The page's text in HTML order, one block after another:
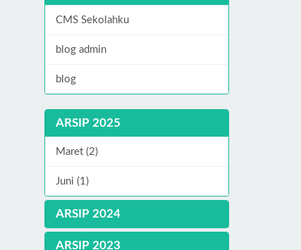
CMS Sekolahku
blog admin
blog
ARSIP 2025
Maret (2)
Juni (1)
ARSIP 2024
ARSIP 2023